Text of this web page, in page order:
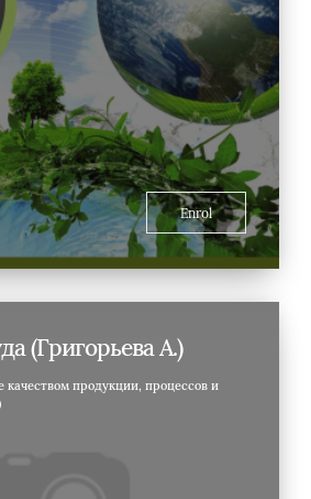
Enrol
(Григорьева А.)
качеством продукции, процессов и